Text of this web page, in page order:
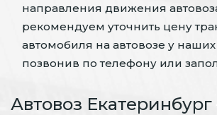
направления движения
рекомендуем уточнить цену
автомобиля на автовозе у
позвонив по телефону или
Автовоз